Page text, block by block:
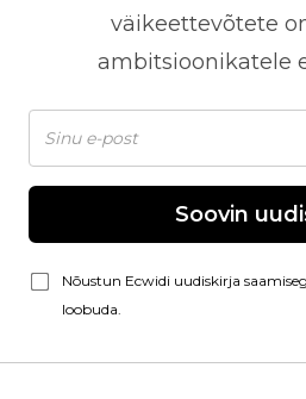
väikeettevõtete
ambitsioonikatele
Soovin
Nõustun Ecwidi uudiskirja
loobuda.